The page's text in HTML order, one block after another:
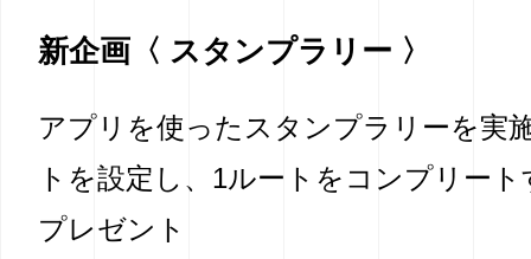
新企画〈 スタンプラリー 〉
アプリを使ったスタンプラリーを実
トを設定し、1ルートをコンプリー
プレゼント